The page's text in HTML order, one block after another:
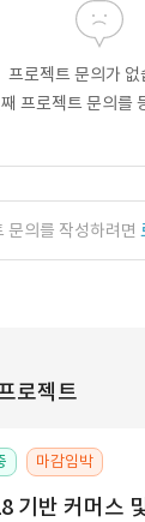
프로젝트 문의가 없
프로젝트 문의를
문의를 작성하려면
로젝트
마감임박
반 커머스